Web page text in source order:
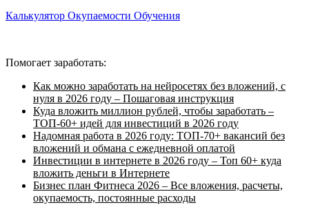
Калькулятор Окупаемости Обучения
Помогает заработать:
Как можно заработать на нейросетях без вложений, с
нуля в 2026 году – Пошаговая инструкция
Куда вложить миллион рублей, чтобы заработать –
ТОП-60+ идей для инвестиций в 2026 году
Надомная работа в 2026 году: ТОП-70+ вакансий без
вложений и обмана с ежедневной оплатой
Инвестиции в интернете в 2026 году – Топ 60+ куда
вложить деньги в Интернете
Бизнес план Фитнеса 2026 – Все вложения, расчеты,
окупаемость, постоянные расходы